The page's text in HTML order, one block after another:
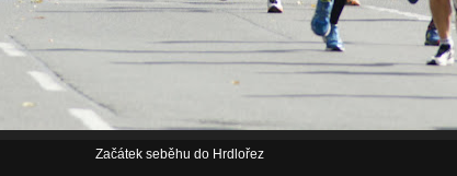
Začátek seběhu do Hrdlořez